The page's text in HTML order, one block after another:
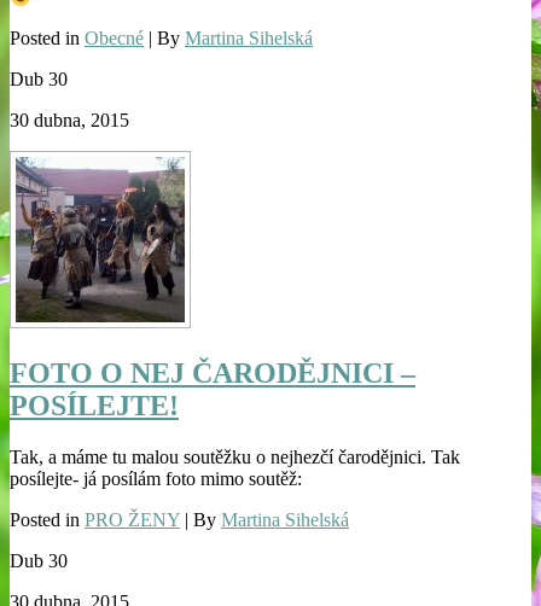
Posted in Obecné | By Martina Sihelská
Dub 30
30 dubna, 2015
FOTO O NEJ ČARODĚJNICI –
POSÍLEJTE!
Tak, a máme tu malou soutěžku o nejhezčí čarodějnici. Tak
posílejte- já posílám foto mimo soutěž:
Posted in PRO ŽENY | By Martina Sihelská
Dub 30
30 dubna, 2015